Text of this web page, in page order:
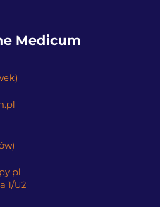
Medicum
1/U2